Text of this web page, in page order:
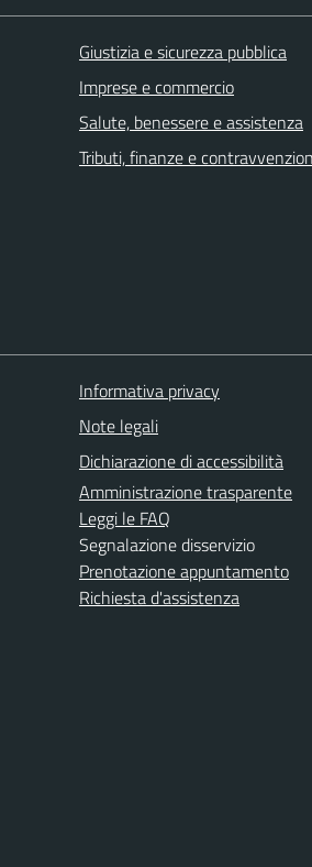
Giustizia e sicurezza pubblica
Imprese e commercio
Salute, benessere e assistenza
Tributi, finanze e
Informativa privacy
Note legali
Dichiarazione di accessibilità
Amministrazione trasparente
Leggi le FAQ
Segnalazione disservizio
Prenotazione appuntamento
Richiesta d'assistenza